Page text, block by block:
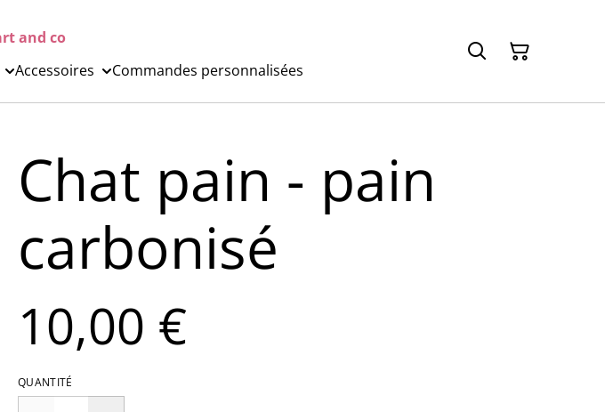
and co
Accessoires Commandes personnalisées
Chat pain - pain
carbonisé
10,00 €
QUANTITÉ